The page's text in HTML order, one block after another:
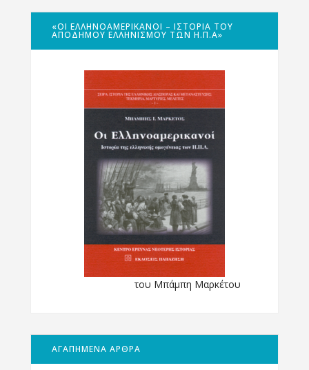
«ΟΙ ΕΛΛΗΝΟΑΜΕΡΙΚΑΝΟΊ – ΙΣΤΟΡΊΑ ΤΟΥ
ΑΠΌΔΗΜΟΥ ΕΛΛΗΝΙΣΜΟΎ ΤΩΝ Η.Π.Α»
του Μπάμπη Μαρκέτου
ΑΓΑΠΗΜΕΝΑ ΑΡΘΡΑ